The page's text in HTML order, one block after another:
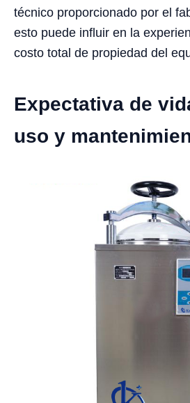
técnico proporcionado por el
esto puede influir en la
costo total de propiedad del
Expectativa de
uso y